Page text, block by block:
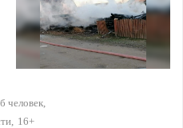
человек
16+